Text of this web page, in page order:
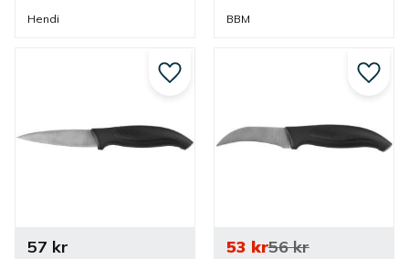
ingår i en serie där flera
Hendi
att rengöra och är tålig.
BBM
57 kr
Lägg till i favoriter
53 kr56kr
Lägg